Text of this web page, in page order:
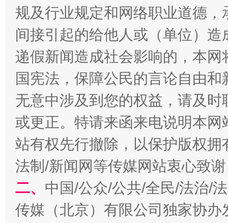
春天里的科技盛宴
巳巳如意，开工大吉！ 三轮上
规及行业规定和网络职业道德
间接引起的给他人或（单位）
递假新闻造成社会影响的，本
国宪法，保障公民的言论自由
无意中涉及到您的权益，请及
或更正。特请来函来电说明本
站有权先行撤除，以保护版权
法制/新闻网等传媒网站衷心致
二、 中国/公众/公共/全民/法治/
传媒（北京）有限公司独家协